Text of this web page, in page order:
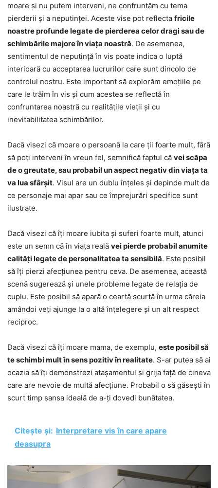
moare și nu putem interveni, ne confruntăm cu tema
pierderii și a neputinței. Aceste vise pot reflecta fricile
noastre profunde legate de pierderea celor dragi sau de
schimbările majore în viața noastră. De asemenea,
sentimentul de neputință în vis poate indica o luptă
interioară cu acceptarea lucrurilor care sunt dincolo de
controlul nostru. Este important să explorăm emoțiile pe
care le trăim în vis și cum acestea se reflectă în
confruntarea noastră cu realitățile vieții și cu
inevitabilitatea schimbărilor.
Dacă visezi că moare o persoană la care ții foarte mult, fără
să poți interveni în vreun fel, semnifică faptul că vei scăpa
de o greutate, sau probabil un aspect negativ din viața ta
va lua sfârșit. Visul are un dublu înțeles și depinde mult de
ce personaje mai apar sau ce împrejurări specifice sunt
ilustrate.
Dacă visezi că îți moare iubita și suferi foarte mult, atunci
este un semn că în viața reală vei pierde probabil anumite
calități legate de personalitatea ta sensibilă. Este posibil
să îți pierzi afecțiunea pentru ceva. De asemenea, această
scenă sugerează și unele probleme legate de relația de
cuplu. Este posibil să apară o ceartă scurtă în urma căreia
amândoi veți ajunge la o altă înțelegere și un alt respect
reciproc.
Dacă visezi că îți moare mama, de exemplu, este posibil să
te schimbi mult în sens pozitiv în realitate. S-ar putea să ai
ocazia să îți demonstrezi atașamentul și grija față de cineva
care are nevoie de multă afecțiune. Probabil o să găsești în
scurt timp șansa ideală de a-ți dovedi bunătatea.
Citește și: Interpretare vis în care apare
deasupra